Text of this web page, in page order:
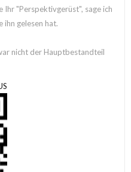
Ihr "Perspektivgerüst", sage ich
ihn gelesen hat.
nicht der Hauptbestandteil
würde ich denken so etwas,
Tour die ich in Hamburg so
es auch nicht, deshalb notiere
Zustand bringen, von